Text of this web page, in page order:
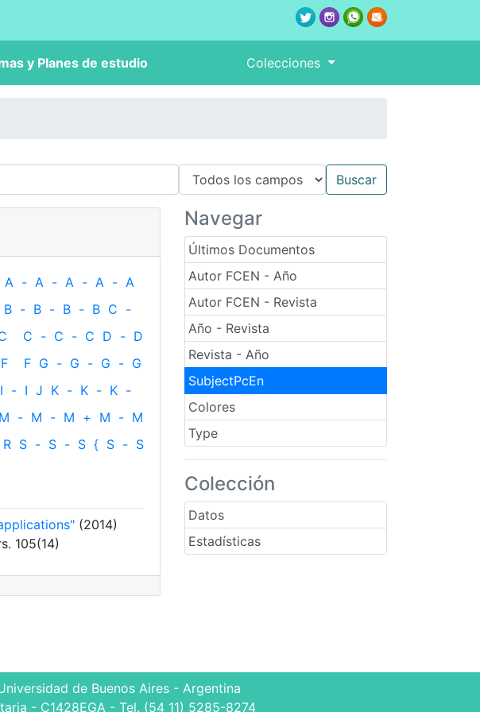
y Planes de estudio Colecciones
Navegar
Últimos Documentos
Autor FCEN - Año
Autor FCEN - Revista
Año - Revista
Revista - Año
SubjectPcEn
Colores
Type
Colección
Datos
Estadísticas
A - A - A - A - A
B - B - B - B C -
C - C - C D - D
F F G - G - G - G
I - I J K - K - K -
M - M - M + M - M
R S - S - S { S - S
(2014)
105(14)
de Buenos Aires - Argentina
- C1428EGA - Tel. (54 11) 5285-8274